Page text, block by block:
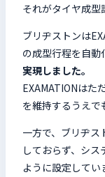
それがタイヤ成型
ブリヂストンは
の成型行程を自動
実現しました。
EXAMATIONはた
を維持するうえで
一方で、ブリヂス
しておらず、シ
ように設定してい